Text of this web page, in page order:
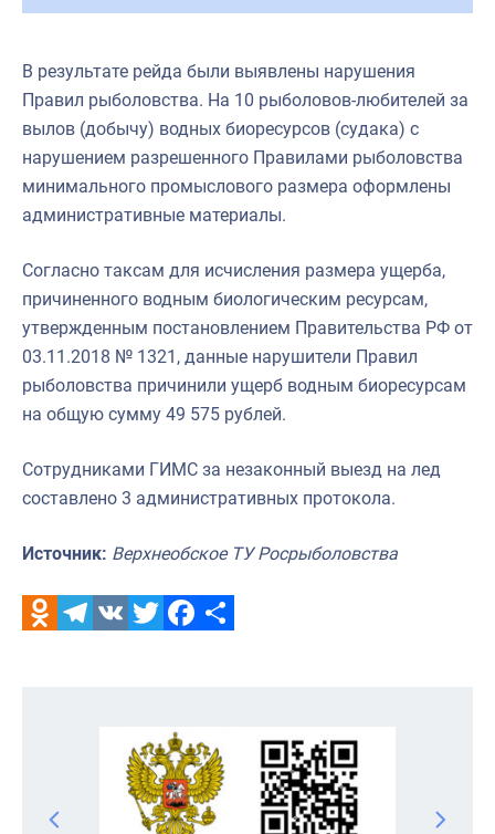
В результате рейда были выявлены нарушения
Правил рыболовства. На 10 рыболовов-любителей за
вылов (добычу) водных биоресурсов (судака) с
нарушением разрешенного Правилами рыболовства
минимального промыслового размера оформлены
административные материалы.
Согласно таксам для исчисления размера ущерба,
причиненного водным биологическим ресурсам,
утвержденным постановлением Правительства РФ от
03.11.2018 № 1321, данные нарушители Правил
рыболовства причинили ущерб водным биоресурсам
на общую сумму 49 575 рублей.
Сотрудниками ГИМС за незаконный выезд на лед
составлено 3 административных протокола.
Источник: Верхнеобское ТУ Росрыболовства